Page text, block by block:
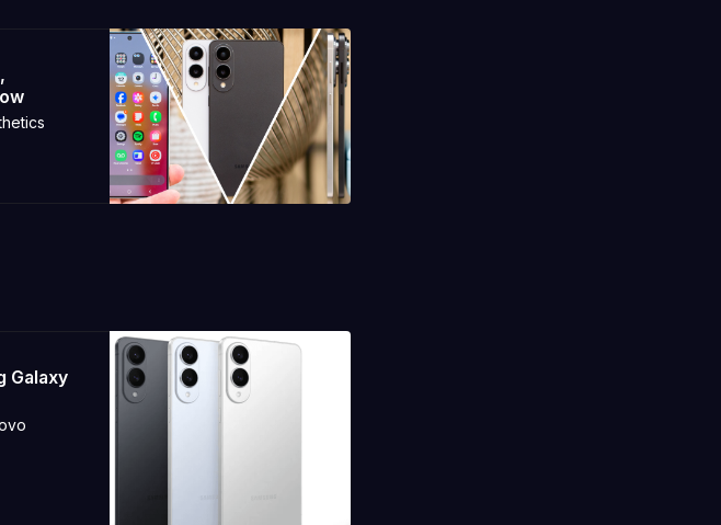
Galaxy